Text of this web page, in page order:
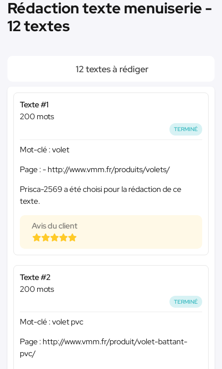
Rédaction texte menuiserie -
12 textes
12 textes à rédiger
Texte #1
200 mots
TERMINÉ
Mot-clé : volet
Page : - http://www.vmm.fr/produits/volets/
Prisca-2569 a été choisi pour la rédaction de ce
texte.
Avis du client
Texte #2
200 mots
TERMINÉ
Mot-clé : volet pvc
Page : http://www.vmm.fr/produit/volet-battant-
pvc/